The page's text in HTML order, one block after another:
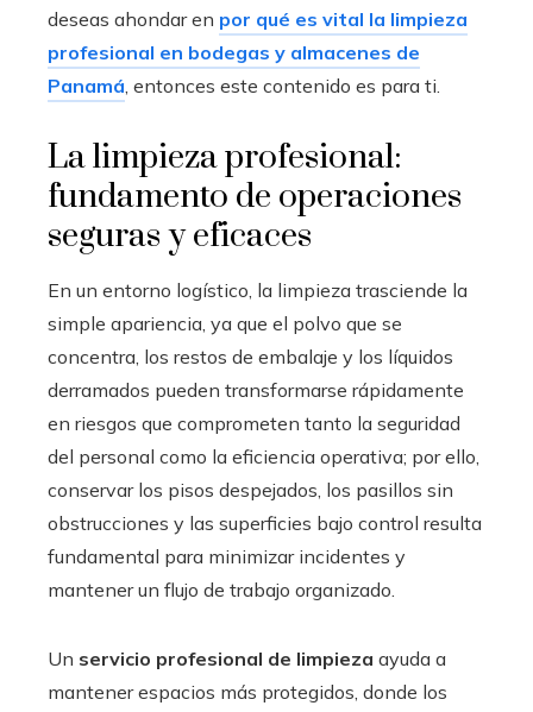
deseas ahondar en por qué es vital la limpieza
profesional en bodegas y almacenes de
Panamá, entonces este contenido es para ti.
La limpieza profesional:
fundamento de operaciones
seguras y eficaces
En un entorno logístico, la limpieza trasciende la
simple apariencia, ya que el polvo que se
concentra, los restos de embalaje y los líquidos
derramados pueden transformarse rápidamente
en riesgos que comprometen tanto la seguridad
del personal como la eficiencia operativa; por ello,
conservar los pisos despejados, los pasillos sin
obstrucciones y las superficies bajo control resulta
fundamental para minimizar incidentes y
mantener un flujo de trabajo organizado.
Un servicio profesional de limpieza ayuda a
mantener espacios más protegidos, donde los